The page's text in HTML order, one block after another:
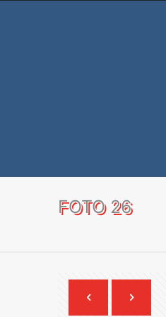
FOTO 26